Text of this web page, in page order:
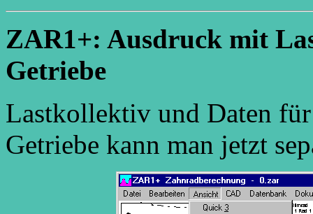
ZAR1+: Ausdruck mit
Getriebe
Lastkollektiv und Daten
Getriebe kann man jetzt